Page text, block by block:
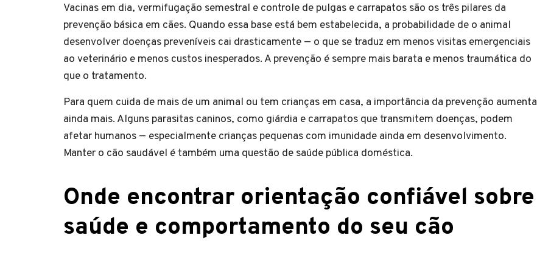
Vacinas em dia, vermifugação semestral e controle de pulgas e carrapatos são os três pilares da
prevenção básica em cães. Quando essa base está bem estabelecida, a probabilidade de o animal
desenvolver doenças preveníveis cai drasticamente — o que se traduz em menos visitas emergenciais
ao veterinário e menos custos inesperados. A prevenção é sempre mais barata e menos traumática do
que o tratamento.
Para quem cuida de mais de um animal ou tem crianças em casa, a importância da prevenção aumenta
ainda mais. Alguns parasitas caninos, como giárdia e carrapatos que transmitem doenças, podem
afetar humanos — especialmente crianças pequenas com imunidade ainda em desenvolvimento.
Manter o cão saudável é também uma questão de saúde pública doméstica.
Onde encontrar orientação confiável sobre
saúde e comportamento do seu cão